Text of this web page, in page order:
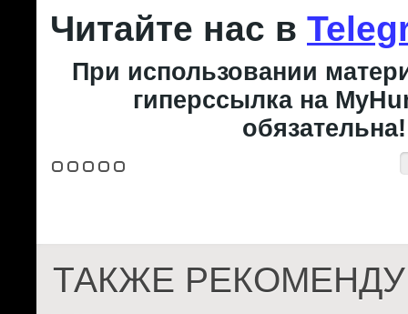
Читайте нас в
При использовании
гиперссылка на
обязательна!
ТАКЖЕ